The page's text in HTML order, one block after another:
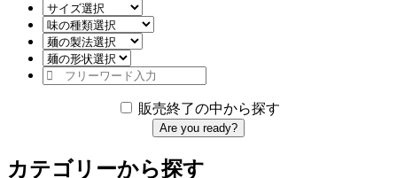
販売終了の中から探す
Are you ready?
カテゴリーから探す